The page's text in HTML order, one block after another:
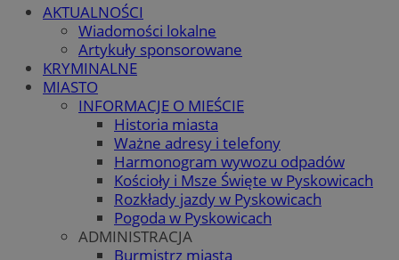
AKTUALNOŚCI
Wiadomości lokalne
Artykuły sponsorowane
KRYMINALNE
MIASTO
INFORMACJE O MIEŚCIE
Historia miasta
Ważne adresy i telefony
Harmonogram wywozu odpadów
Kościoły i Msze Święte w Pyskowicach
Rozkłady jazdy w Pyskowicach
Pogoda w Pyskowicach
ADMINISTRACJA
Burmistrz miasta